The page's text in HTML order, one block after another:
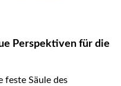
Perspektiven für die
feste Säule des